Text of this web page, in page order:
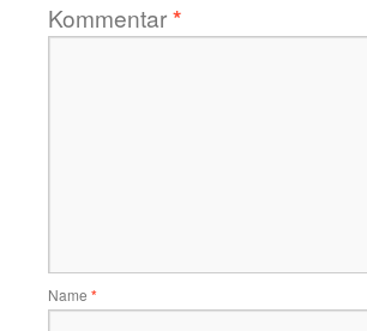
Kommentar*
Name *